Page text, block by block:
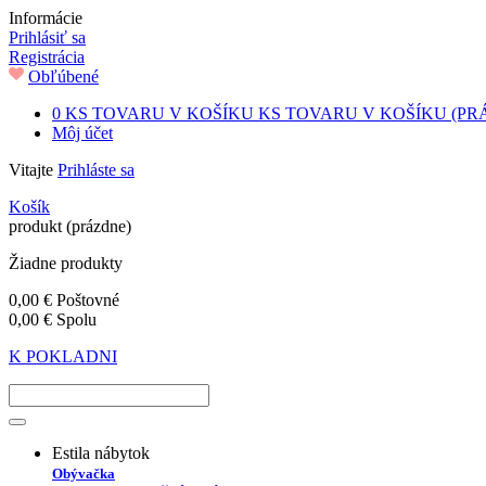
Informácie
Prihlásiť sa
Registrácia
Obľúbené
0 KS TOVARU V KOŠÍKU KS TOVARU V KOŠÍKU
Môj účet
Vitajte Prihláste sa
Košík
produkt (prázdne)
Žiadne produkty
0,00 € Poštovné
0,00 € Spolu
K POKLADNI
Estila nábytok
Obývačka